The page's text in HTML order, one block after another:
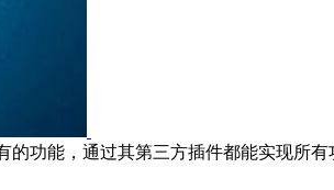
功能，通过其第三方插件都能实现所有